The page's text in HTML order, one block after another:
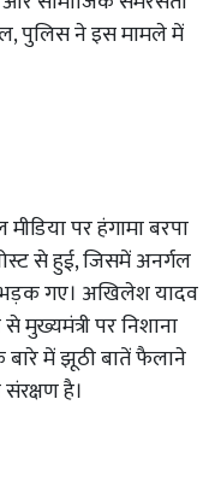
पुलिस ने इस मामले में
पर हंगामा बरपा
से हुई, जिसमें अनर्गल
गए। अखिलेश यादव
पर निशाना
बारे में झूठी बातें फैलाने
है।